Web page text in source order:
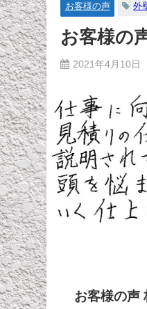
お客様の声 外
お客様の
2021年4月10日
お客様の声